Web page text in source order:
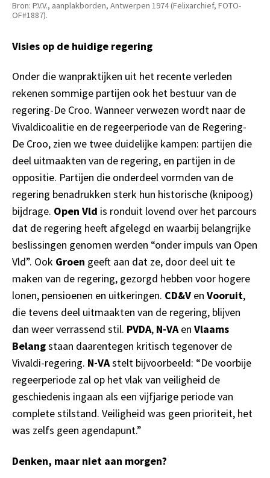
Bron: P.V.V., aanplakborden, Antwerpen 1974 (Felixarchief, FOTO-
OF#1887).
Visies op de huidige regering
Onder die wanpraktijken uit het recente verleden
rekenen sommige partijen ook het bestuur van de
regering-De Croo. Wanneer verwezen wordt naar de
Vivaldicoalitie en de regeerperiode van de Regering-
De Croo, zien we twee duidelijke kampen: partijen die
deel uitmaakten van de regering, en partijen in de
oppositie. Partijen die onderdeel vormden van de
regering benadrukken sterk hun historische (knipoog)
bijdrage. Open Vld is ronduit lovend over het parcours
dat de regering heeft afgelegd en waarbij belangrijke
beslissingen genomen werden “onder impuls van Open
Vld”. Ook Groen geeft aan dat ze, door deel uit te
maken van de regering, gezorgd hebben voor hogere
lonen, pensioenen en uitkeringen. CD&V en Vooruit,
die tevens deel uitmaakten van de regering, blijven
dan weer verrassend stil. PVDA, N-VAen Vlaams
Belangstaan daarentegen kritisch tegenover de
Vivaldi-regering. N-VAstelt bijvoorbeeld: “De voorbije
regeerperiode zal op het vlak van veiligheid de
geschiedenis ingaan als een vijfjarige periode van
complete stilstand. Veiligheid was geen prioriteit, het
was zelfs geen agendapunt.”
Denken, maar niet aan morgen?